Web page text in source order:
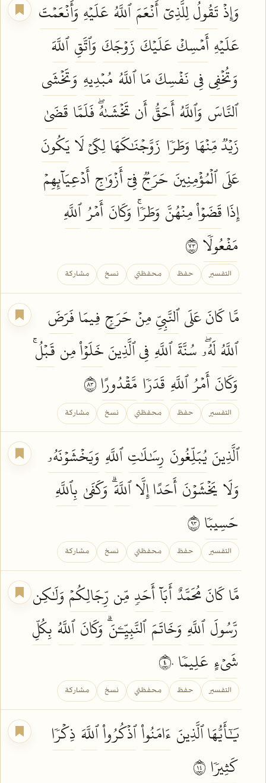
وَإِذۡتَقُولُلِلَّذِيٓأَنۡعَمَٱللَّهُعَلَيۡهِ وَأَنۡعَمۡتَ
عَلَيۡهِأَمۡسِكۡعَلَيۡكَ زَوۡجَكَ وَٱتَّقِ ٱللَّهَ
وَتُخۡفِيفِي نَفۡسِكَمَاٱللَّهُ مُبۡدِيهِ وَتَخۡشَى
ٱلنَّاسَ وَٱللَّهُأَحَقُّأَنتَخۡشَىٰهُۖفَلَمَّا قَضَىٰ
زَيۡدٞ مِّنۡهَا وَطَرٗا زَوَّجۡنَٰكَهَالِكَيۡ لَايَكُونَ
عَلَىٱلۡمُؤۡمِنِينَ حَرَجٞفِيٓأَزۡوَٰجِ أَدۡعِيَآئِهِمۡ
إِذَاقَضَوۡاْمِنۡهُنَّ وَطَرٗاۚ وَكَانَ أَمۡرُٱللَّهِ
مَفۡعُولٗا
التفسير حفظ محفظتي نسخ مشاركة
مَّاكَانَعَلَىٱلنَّبِيِّمِنۡحَرَجٖ فِيمَافَرَضَ
ٱللَّهُلَهُۥۖسُنَّةَٱللَّهِ فِي ٱلَّذِينَخَلَوۡاْمِن قَبۡلُۚ
وَكَانَ أَمۡرُٱللَّهِ قَدَرٗا مَّقۡدُورًا
التفسير حفظ محفظتي نسخ مشاركة
ٱلَّذِينَ يُبَلِّغُونَ رِسَٰلَٰتِٱللَّهِ وَيَخۡشَوۡنَهُۥ
وَلَا يَخۡشَوۡنَ أَحَدًاإِلَّاٱللَّهَۗ وَكَفَىٰ بِٱللَّهِ
حَسِيبٗا
التفسير حفظ محفظتي نسخ مشاركة
مَّاكَانَمُحَمَّدٌأَبَآأَحَدٖ مِّن رِّجَالِكُمۡ وَلَٰكِن
رَّسُولَٱللَّهِ وَخَاتَمَ ٱلنَّبِيِّـۧنَۗ وَكَانَٱللَّهُ بِكُلِّ
شَيۡءٍ عَلِيمٗا
التفسير حفظ محفظتي نسخ مشاركة
يَٰٓأَيُّهَا ٱلَّذِينَ ءَامَنُواْٱذۡكُرُواْٱللَّهَ ذِكۡرٗا
كَثِيرٗا